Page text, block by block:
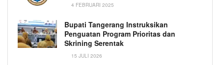
4 FEBRUARI 2025
Bupati Tangerang Instruksikan
Penguatan Program Prioritas dan
Skrining Serentak
15 JULI 2026